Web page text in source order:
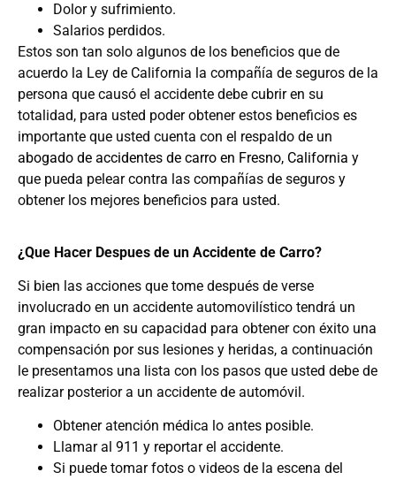
Dolor y sufrimiento.
Salarios perdidos.
Estos son tan solo algunos de los beneficios que de
acuerdo la Ley de California la compañía de seguros de la
persona que causó el accidente debe cubrir en su
totalidad, para usted poder obtener estos beneficios es
importante que usted cuenta con el respaldo de un
abogado de accidentes de carro en Fresno, California y
que pueda pelear contra las compañías de seguros y
obtener los mejores beneficios para usted.
¿Que Hacer Despues de un Accidente de Carro?
Si bien las acciones que tome después de verse
involucrado en un accidente automovilístico tendrá un
gran impacto en su capacidad para obtener con éxito una
compensación por sus lesiones y heridas, a continuación
le presentamos una lista con los pasos que usted debe de
realizar posterior a un accidente de automóvil.
Obtener atención médica lo antes posible.
Llamar al 911 y reportar el accidente.
Si puede tomar fotos o videos de la escena del